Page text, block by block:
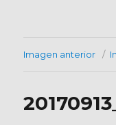
Imagen anterior